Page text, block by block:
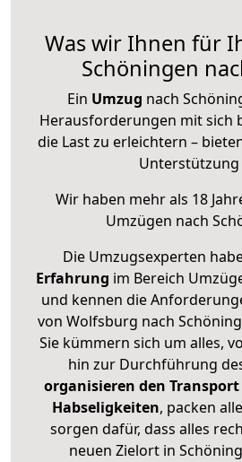
Was wir Ihnen für
Schöningen
Ein Umzug nach
Herausforderungen mit sich
die Last zu erleichtern –
Unterstützung
Wir haben mehr als 18
Umzügen nach
Die Umzugsexperten
Erfahrung im Bereich
und kennen die
von Wolfsburg nach
Sie kümmern sich um alles,
hin zur Durchführung
organisieren den
Habseligkeiten, packen
sorgen dafür, dass alles
neuen Zielort in